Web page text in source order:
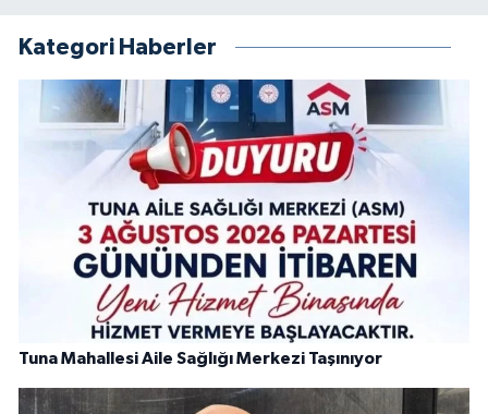
Kategori Haberler
Tuna Mahallesi Aile Sağlığı Merkezi Taşınıyor